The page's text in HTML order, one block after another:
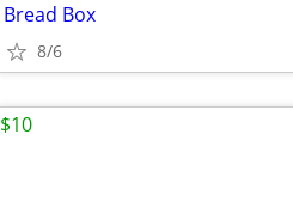
Bread Box
8/6
$10